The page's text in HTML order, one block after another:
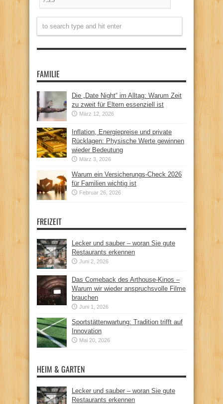
FAMILIE
Die „Date Night“ im Alltag: Warum Zeit
zu zweit für Eltern essenziell ist
März 12, 2026
Inflation, Energiepreise und private
Rücklagen: Physische Werte gewinnen
wieder Bedeutung
März 3, 2026
Warum ein Versicherungs-Check 2026
für Familien wichtig ist
Februar 26, 2026
FREIZEIT
Lecker und sauber – woran Sie gute
Restaurants erkennen
Juni 2, 2026
Das Comeback des Arthouse-Kinos –
Warum wir wieder anspruchsvolle Filme
brauchen
Juni 1, 2026
Sportstättenwartung: Tradition trifft auf
Innovation
Mai 20, 2026
HEIM & GARTEN
Lecker und sauber – woran Sie gute
Restaurants erkennen